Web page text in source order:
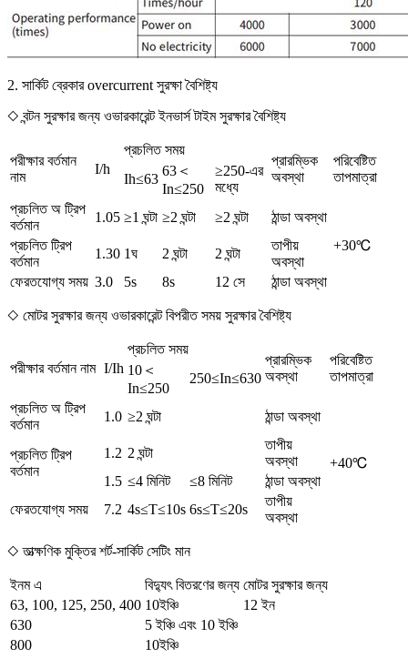
2. সার্কিট ব্রেকার overcurrent সুরক্ষা বৈশিষ্ট্য
◇ বন্টন সুরক্ষার জন্য ওভারকারেন্ট ইনভার্স টাইম সুরক্ষার বৈশিষ্ট্য
পরীক্ষার বর্তমান
নাম
I/h
প্রচলিত সময়
প্রারম্ভিক
অবস্থা
পরিবেষ্টিত
তাপমাত্রা
Ih≤63
63＜
In≤250
≥250-এর
মধ্যে
প্রচলিত অ ট্রিপ
বর্তমান
1.05 ≥1 ঘন্টা ≥2 ঘন্টা ≥2 ঘন্টা
ঠান্ডা অবস্থা
+30℃
প্রচলিত ট্রিপ
বর্তমান
1.30 1ঘ 2 ঘন্টা 2 ঘন্টা
তাপীয়
অবস্থা
ফেরতযোগ্য সময় 3.0 5s 8s 12 সে ঠান্ডা অবস্থা
◇ মোটর সুরক্ষার জন্য ওভারকারেন্ট বিপরীত সময় সুরক্ষার বৈশিষ্ট্য
পরীক্ষার বর্তমান নাম I/Ih
প্রচলিত সময়
প্রারম্ভিক
অবস্থা
পরিবেষ্টিত
তাপমাত্রা
10＜
In≤250
250≤In≤630
প্রচলিত অ ট্রিপ
বর্তমান
1.0 ≥2 ঘন্টা ঠান্ডা অবস্থা
+40℃
প্রচলিত ট্রিপ
বর্তমান
1.2 2 ঘন্টা
তাপীয়
অবস্থা
1.5 ≤4 মিনিট ≤8 মিনিট
ঠান্ডা অবস্থা
ফেরতযোগ্য সময়
7.2 4s≤T≤10s 6s≤T≤20s
তাপীয়
অবস্থা
◇ তাত্ক্ষণিক মুক্তির শর্ট-সার্কিট সেটিং মান
ইনম এ বিদ্যুৎ বিতরণের জন্য মোটর সুরক্ষার জন্য
63, 100, 125, 250, 400 10ইঞ্চি
12 ইন
630
5 ইঞ্চি এবং 10 ইঞ্চি
800
10ইঞ্চি